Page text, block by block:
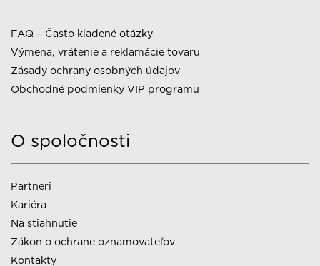
FAQ – Často kladené otázky
Výmena, vrátenie a reklamácie tovaru
Zásady ochrany osobných údajov
Obchodné podmienky VIP programu
O spoločnosti
Partneri
Kariéra
Na stiahnutie
Zákon o ochrane oznamovateľov
Kontakty